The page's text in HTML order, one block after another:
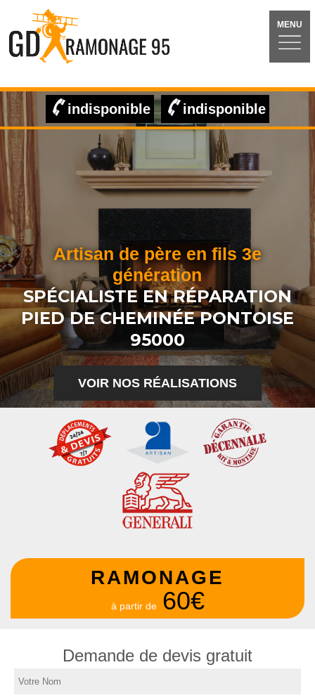
MENU
indisponible indisponible
Artisan de père en fils 3e
génération
SPÉCIALISTE EN RÉPARATION
PIED DE CHEMINÉE PONTOISE
95000
VOIR NOS RÉALISATIONS
RAMONAGE
à partir de 60€
Demande de devis gratuit